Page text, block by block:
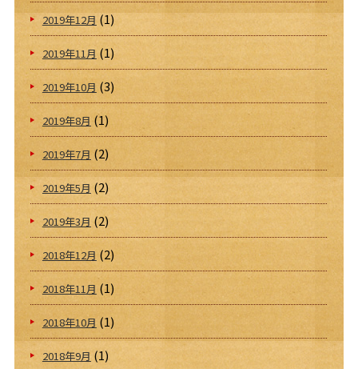
2019年12月 (1)
2019年11月 (1)
2019年10月 (3)
2019年8月(1)
2019年7月 (2)
2019年5月(2)
2019年3月 (2)
2018年12月 (2)
2018年11月(1)
2018年10月 (1)
2018年9月(1)